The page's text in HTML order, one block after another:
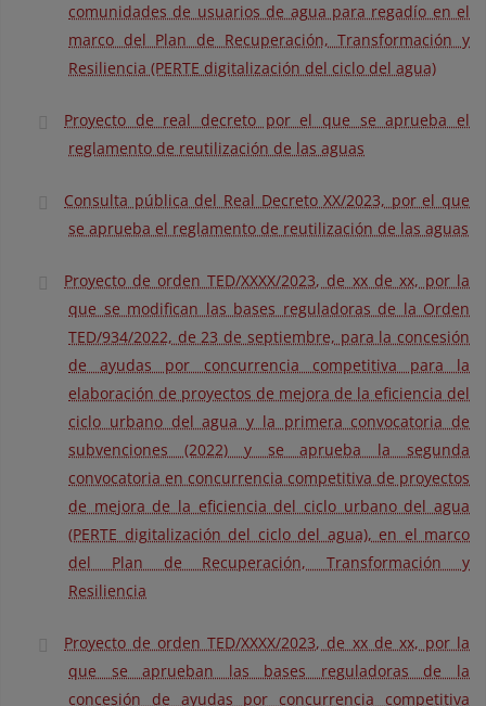
comunidades de usuarios de agua para regadío en el
marco del Plan de Recuperación, Transformación y
Resiliencia (PERTE digitalización del ciclo del agua)
Proyecto de real decreto por el que se aprueba el
reglamento de reutilización de las aguas
Consulta pública del Real Decreto XX/2023, por el que
se aprueba el reglamento de reutilización de las aguas
Proyecto de orden TED/XXXX/2023, de xx de xx, por la
que se modifican las bases reguladoras de la Orden
TED/934/2022, de 23 de septiembre, para la concesión
de ayudas por concurrencia competitiva para la
elaboración de proyectos de mejora de la eficiencia del
ciclo urbano del agua y la primera convocatoria de
subvenciones (2022) y se aprueba la segunda
convocatoria en concurrencia competitiva de proyectos
de mejora de la eficiencia del ciclo urbano del agua
(PERTE digitalización del ciclo del agua), en el marco
del Plan de Recuperación, Transformación y
Resiliencia
Proyecto de orden TED/XXXX/2023, de xx de xx, por la
que se aprueban las bases reguladoras de la
concesión de ayudas por concurrencia competitiva